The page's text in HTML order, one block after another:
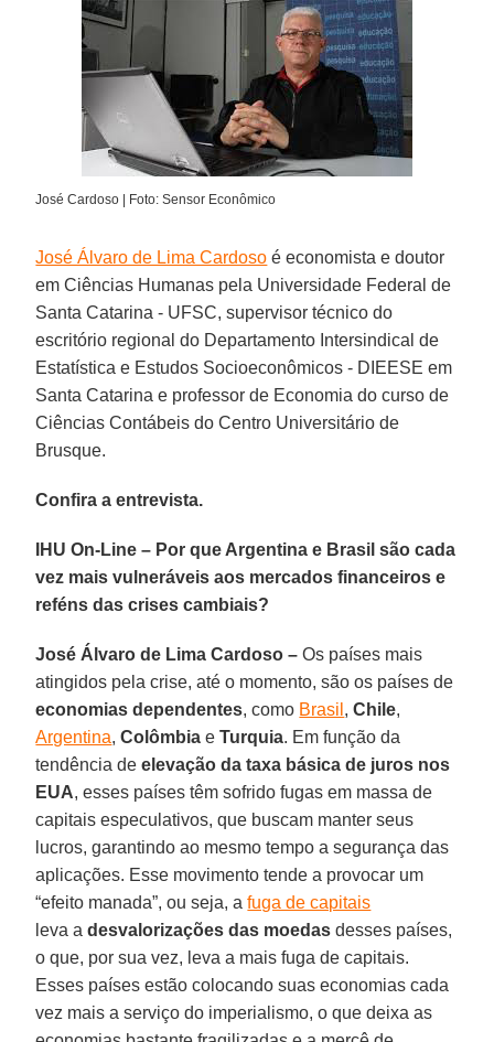
José Cardoso | Foto: Sensor Econômico
José Álvaro de Lima Cardoso é economista e doutor
em Ciências Humanas pela Universidade Federal de
Santa Catarina - UFSC, supervisor técnico do
escritório regional do Departamento Intersindical de
Estatística e Estudos Socioeconômicos - DIEESE em
Santa Catarina e professor de Economia do curso de
Ciências Contábeis do Centro Universitário de
Brusque.
Confira a entrevista.
IHU On-Line – Por que Argentina e Brasil são cada
vez mais vulneráveis aos mercados financeiros e
reféns das crises cambiais?
José Álvaro de Lima Cardoso – Os países mais
atingidos pela crise, até o momento, são os países de
economias dependentes, como Brasil ,Chile,
Argentina,Colômbia eTurquia. Em função da
tendência deelevação da taxa básica de juros nos
EUA, esses países têm sofrido fugas em massa de
capitais especulativos, que buscam manter seus
lucros, garantindo ao mesmo tempo a segurança das
aplicações. Esse movimento tende a provocar um
“efeito manada”, ou seja, afuga de capitais
leva adesvalorizações das moedas desses países,
o que, por sua vez, leva a mais fuga de capitais.
Esses países estão colocando suas economias cada
vez mais a serviço do imperialismo, o que deixa as